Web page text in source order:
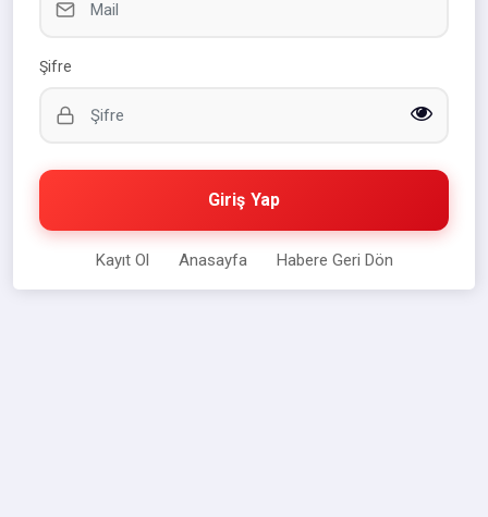
Şifre
Giriş Yap
Kayıt Ol Anasayfa Habere Geri Dön